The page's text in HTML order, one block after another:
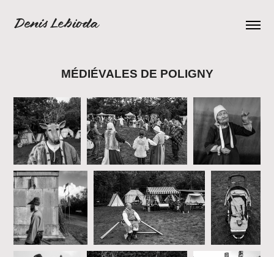
Denis Lebioda
MÉDIÉVALES DE POLIGNY